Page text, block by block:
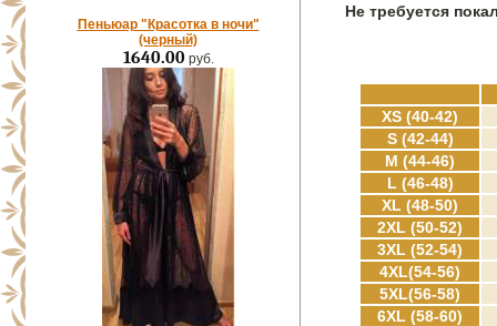
Пеньюар "Красотка в ночи"
(черный)
1640.00руб.
Не требуется
XS (40-42)
S (42-44)
M (44-46)
L (46-48)
XL (48-50)
2XL (50-52)
3XL (52-54)
4XL(54-56)
5XL(56-58)
6XL (58-60)